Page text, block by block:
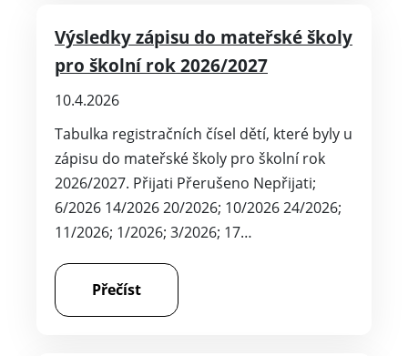
Výsledky zápisu do mateřské školy
pro školní rok 2026/2027
10.4.2026
Tabulka registračních čísel dětí, které byly u
zápisu do mateřské školy pro školní rok
2026/2027. Přijati Přerušeno Nepřijati;
6/2026 14/2026 20/2026; 10/2026 24/2026;
11/2026; 1/2026; 3/2026; 17…
Přečíst